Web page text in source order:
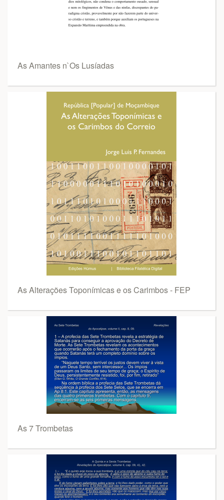
As Amantes n`Os Lusíadas
As Alterações Toponímicas e os Carimbos - FEP
As 7 Trombetas